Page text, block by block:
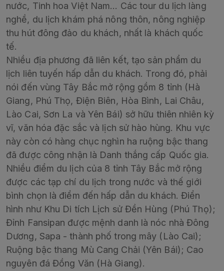
nước, Tinh hoa Việt Nam… Các tour du lịch làng
nghề, du lịch khám phá nông thôn, nông nghiệp
thu hút đông đảo du khách, nhất là khách quốc
tế.
Nhiều địa phương đã liên kết, tạo sản phẩm du
lịch liên tuyến hấp dẫn du khách. Trong đó, phải
nói đến vùng Tây Bắc mở rộng gồm 8 tỉnh (Hà
Giang, Phú Thọ, Điện Biên, Hòa Bình, Lai Châu,
Lào Cai, Sơn La và Yên Bái) sở hữu thiên nhiên kỳ
vĩ, văn hóa đặc sắc và lịch sử hào hùng. Khu vực
này còn có hàng chục nghìn ha ruộng bậc thang
đã được công nhận là Danh thắng cấp Quốc gia.
Nhiều điểm du lịch của 8 tỉnh Tây Bắc mở rộng
được các tạp chí du lịch trong nước và thế giới
bình chọn là điểm đến hấp dẫn du khách. Điển
hình như Khu Di tích Lịch sử Đền Hùng (Phú Thọ);
Đỉnh Fansipan được mệnh danh là nóc nhà Đông
Dương, Sapa - thành phố trong mây (Lào Cai);
Ruộng bậc thang Mù Cang Chải (Yên Bái); Cao
nguyên đá Đồng Văn (Hà Giang).